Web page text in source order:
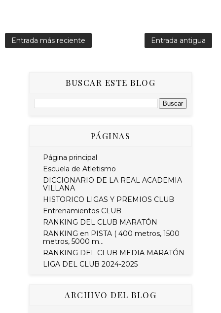
Entrada más reciente Entrada antigua
BUSCAR ESTE BLOG
PÁGINAS
Página principal
Escuela de Atletismo
DICCIONARIO DE LA REAL ACADEMIA
VILLANA
HISTORICO LIGAS Y PREMIOS CLUB
Entrenamientos CLUB
RANKING DEL CLUB MARATÓN
RANKING en PISTA ( 400 metros, 1500
metros, 5000 m...
RANKING DEL CLUB MEDIA MARATÓN
LIGA DEL CLUB 2024-2025
ARCHIVO DEL BLOG